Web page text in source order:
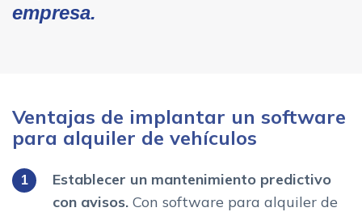
empresa.
Ventajas de implantar un software
para alquiler de vehículos
Establecer un mantenimiento predictivo
con avisos. Con software para alquiler de